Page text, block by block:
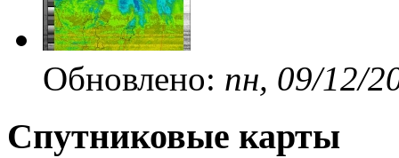
Обновлено: пн, 09/12/
Спутниковые карты